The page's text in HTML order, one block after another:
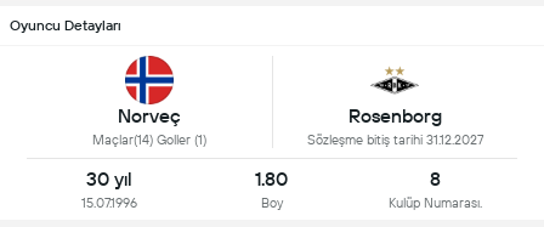
Oyuncu Detayları
Norveç
Maçlar(14) Goller (1)
Rosenborg
Sözleşme bitiş tarihi 31.12.2027
30 yıl
15.07.1996
1.80
Boy
8
Kulüp Numarası.